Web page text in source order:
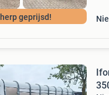
geprijsd!